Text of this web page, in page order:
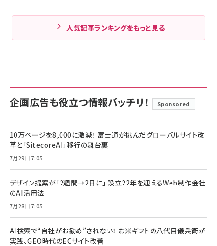
人気記事ランキングをもっと見る
企画広告も役立つ情報バッチリ！ Sponsored
10万ページを8,000に激減！ 富士通が挑んだグローバルサイト改
革と「SitecoreAI」移行の舞台裏
7月29日 7:05
デザイン提案が「2週間→2日に」 設立22年を迎えるWeb制作会社
のAI活用法
7月28日 7:05
AI検索で“自社がお勧め”されない！ お米ギフトの八代目儀兵衛が
実践、GEO時代のECサイト改善